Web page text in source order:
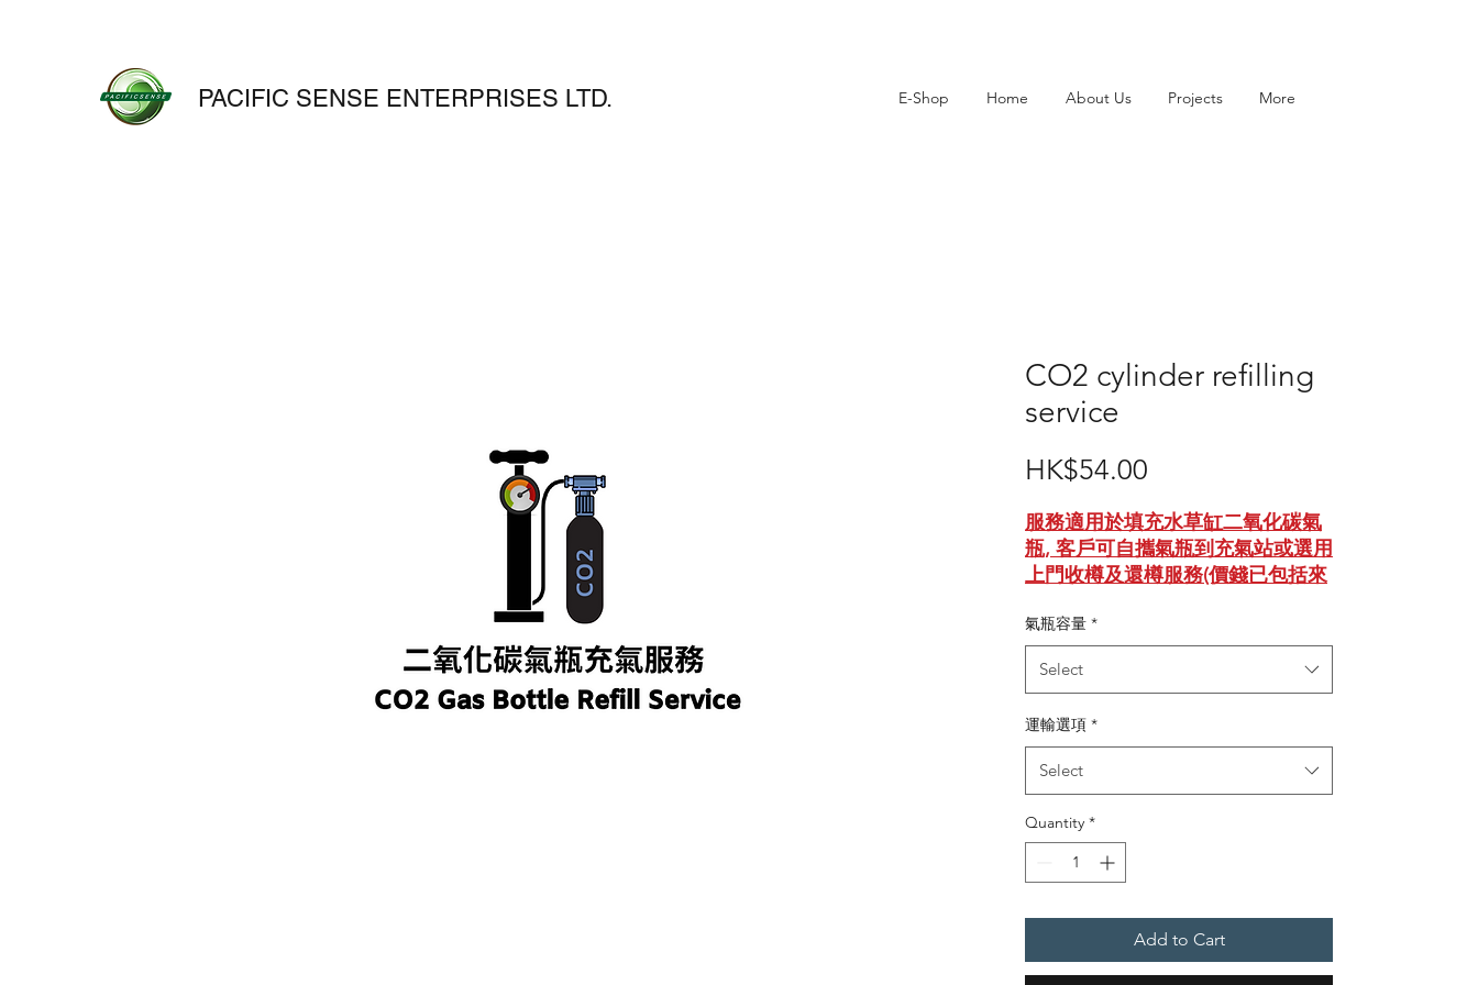
PACIFIC SENSE ENTERPRISES LTD. E-Shop Home About Us Projects More
CO2 cylinder refilling
service
HK$54.00
服務適用於填充水草缸二氧化碳氣
瓶, 客戶可自攜氣瓶到充氣站或選用
上門收樽及還樽服務(價錢已包括來
適用於自攜氣瓶到充氣站的顧客:
在本網店下單預購服務後到門市展
元朗充氣站地址 (充氣需時數分鐘)
雄偉工業大廈地下A舖
營業時間：星期一至六09:00-18:00,
星期日及公眾假期休息
九龍灣充氣站地址(充氣需時數分鐘)
防火易門市地舖: 九龍灣宏泰道3-5
號, 合力工業中心B座地下05室
氣瓶容量 *
Select
運輸選項 *
Select
Quantity *
Add to Cart